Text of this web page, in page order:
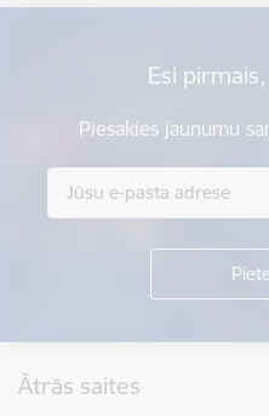
Esi
Piesakies jaunumu
Ātrās saites